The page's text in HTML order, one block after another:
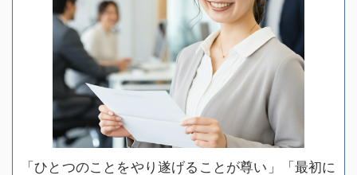
「ひとつのことをやり遂げることが尊い」「最初に